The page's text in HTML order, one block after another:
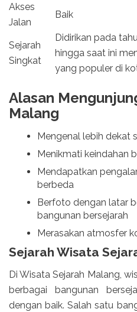
Akses
Jalan
Baik
Sejarah
Singkat
Didirikan pada
hingga saat ini
yang populer di
Alasan
Malang
Mengenal lebih dekat
Menikmati keindahan
Mendapatkan
berbeda
Berfoto dengan latar
bangunan bersejarah
Merasakan atmosfer
Sejarah Wisata
Di Wisata Sejarah Malang,
berbagai bangunan
dengan baik. Salah satu